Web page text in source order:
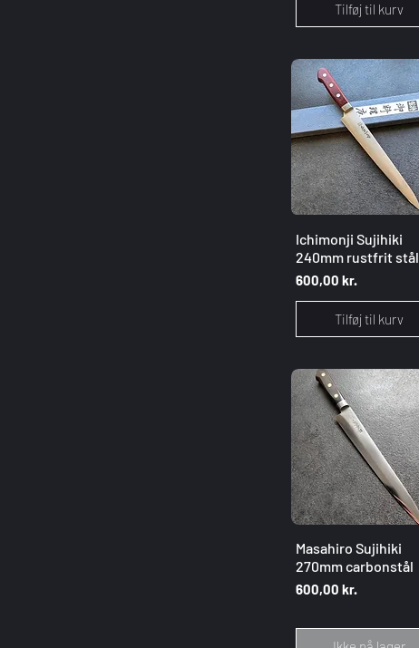
Tilføj til kurv
Hurtigvisning
Ichimonji Sujihiki
240mm rustfrit stål
Pris
600,00 kr.
Tilføj til kurv
Hurtigvisning
Masahiro Sujihiki
270mm carbonstål
Pris
600,00 kr.